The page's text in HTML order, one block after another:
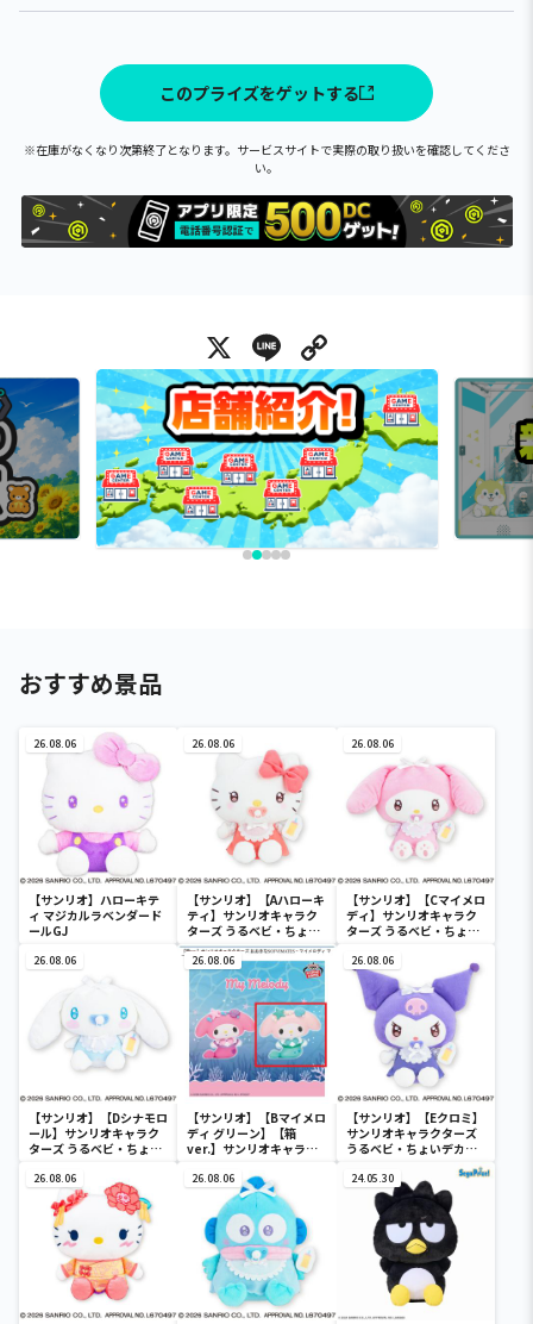
このプライズをゲットする
※在庫がなくなり次第終了となります。サービスサイトで実際の取り扱いを確認してくださ
い。
X Line
おすすめ景品
26.08.06
【サンリオ】ハローキテ
ィ マジカルラベンダード
ールGJ
26.08.06
【サンリオ】【Aハローキ
ティ】サンリオキャラク
ターズ うるベビ・ちょい
デカドール
26.08.06
【サンリオ】【Cマイメロ
ディ】サンリオキャラク
ターズ うるベビ・ちょい
26.08.06
【サンリオ】【Dシナモロ
ール】サンリオキャラク
ターズ うるベビ・ちょい
26.08.06
【サンリオ】【Bマイメロ
ディ グリーン】【箱
ver.】サンリオキャラク
SOFVIMATES～マイメロ
ディ マーメイドver. ～
26.08.06
【サンリオ】【Eクロミ】
サンリオキャラクターズ
うるベビ・ちょいデカド
26.08.06 26.08.06 24.05.30